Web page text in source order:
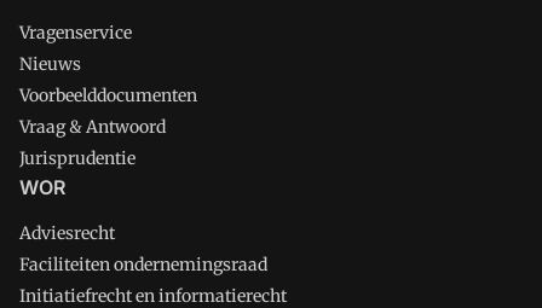
Vragenservice
Nieuws
Voorbeelddocumenten
Vraag & Antwoord
Jurisprudentie
WOR
Adviesrecht
Faciliteiten ondernemingsraad
Initiatiefrecht en informatierecht